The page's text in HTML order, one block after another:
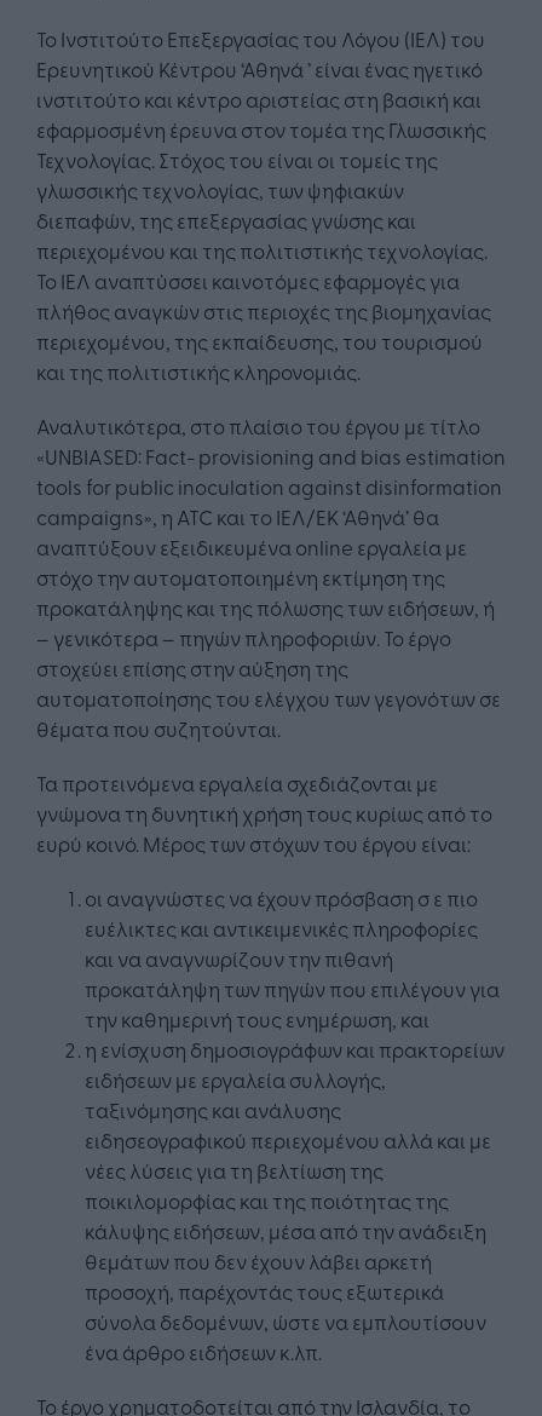
Το Ινστιτούτο Επεξεργασίας του Λόγου (ΙΕΛ) του
Ερευνητικού Κέντρου ‘Αθηνά ’ είναι ένας ηγετικό
ινστιτούτο και κέντρο αριστείας στη βασική και
εφαρμοσμένη έρευνα στον τομέα της Γλωσσικής
Τεχνολογίας. Στόχος του είναι οι τομείς της
γλωσσικής τεχνολογίας, των ψηφιακών
διεπαφών, της επεξεργασίας γνώσης και
περιεχομένου και της πολιτιστικής τεχνολογίας.
Το ΙΕΛ αναπτύσσει καινοτόμες εφαρμογές για
πλήθος αναγκών στις περιοχές της βιομηχανίας
περιεχομένου, της εκπαίδευσης, του τουρισμού
και της πολιτιστικής κληρονομιάς.
Αναλυτικότερα, στο πλαίσιο του έργου με τίτλο
«UNBIASED: Fact- provisioning and bias estimation
tools for public inoculation against disinformation
campaigns», η ATC και το ΙΕΛ/ΕΚ ‘Αθηνά’ θα
αναπτύξουν εξειδικευμένα online εργαλεία με
στόχο την αυτοματοποιημένη εκτίμηση της
προκατάληψης και της πόλωσης των ειδήσεων, ή
– γενικότερα – πηγών πληροφοριών. Το έργο
στοχεύει επίσης στην αύξηση της
αυτοματοποίησης του ελέγχου των γεγονότων σε
θέματα που συζητούνται.
Τα προτεινόμενα εργαλεία σχεδιάζονται με
γνώμονα τη δυνητική χρήση τους κυρίως από το
ευρύ κοινό. Μέρος των στόχων του έργου είναι:
οι αναγνώστες να έχουν πρόσβαση σ ε πιο
ευέλικτες και αντικειμενικές πληροφορίες
και να αναγνωρίζουν την πιθανή
προκατάληψη των πηγών που επιλέγουν για
την καθημερινή τους ενημέρωση, και
η ενίσχυση δημοσιογράφων και πρακτορείων
ειδήσεων με εργαλεία συλλογής,
ταξινόμησης και ανάλυσης
ειδησεογραφικού περιεχομένου αλλά και με
νέες λύσεις για τη βελτίωση της
ποικιλομορφίας και της ποιότητας της
κάλυψης ειδήσεων, μέσα από την ανάδειξη
θεμάτων που δεν έχουν λάβει αρκετή
προσοχή, παρέχοντάς τους εξωτερικά
σύνολα δεδομένων, ώστε να εμπλουτίσουν
ένα άρθρο ειδήσεων κ.λπ.
Το έργο χρηματοδοτείται από την Ισλανδία, το